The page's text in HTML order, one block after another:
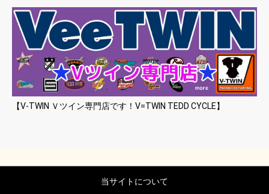
【V-TWIN Ｖツイン専門店です！V=TWIN TEDD CYCLE】
当サイトについて